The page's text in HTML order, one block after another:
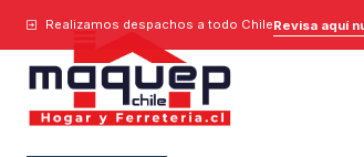
Realizamos despachos a todo ChileRevisa aquí